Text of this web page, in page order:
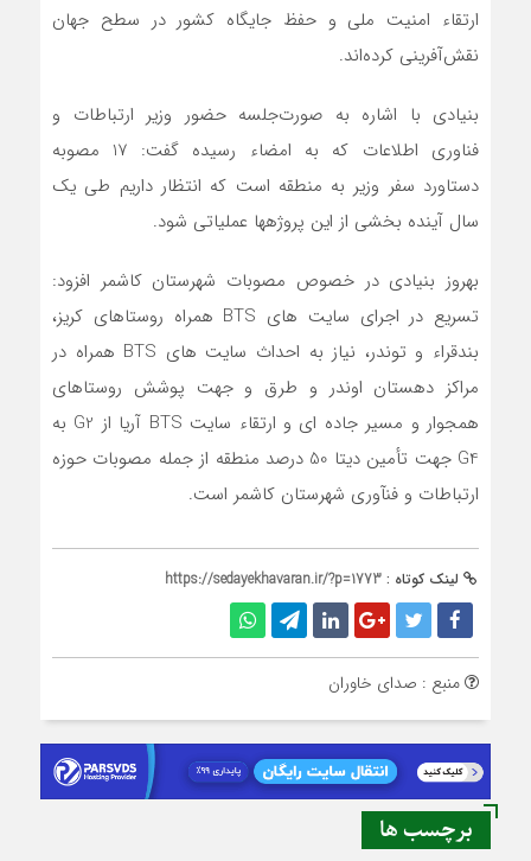
ارتقاء امنيت ملي و حفظ جايگاه کشور در سطح جهان
نقش‌آفريني کرده‌اند.
بنيادي با اشاره به صورت‌جلسه حضور وزير ارتباطات و
فناوري اطلاعات که به امضاء رسيده گفت: 17 مصوبه
دستاورد سفر وزير به منطقه است که انتظار داريم طي يک
سال آينده بخشي از اين پروژه‎ها عملياتي شود.
بهروز بنيادي در خصوص مصوبات شهرستان کاشمر افزود:
تسريع در اجراي سايت هاي BTS همراه روستاهاي کريز،
بندقراء و توندر، نياز به احداث سايت هاي BTS همراه در
مراکز دهستان اوندر و طرق و جهت پوشش روستاهاي
همجوار و مسير جاده اي و ارتقاء سايت BTS آريا از G2 به
G4 جهت تأمين ديتا 50 درصد منطقه از جمله مصوبات حوزه
ارتباطات و فن‎آوري شهرستان کاشمر است.
لینک کوتاه : https://sedayekhavaran.ir/?p=1773
منبع : صدای خاوران
برچسب ها